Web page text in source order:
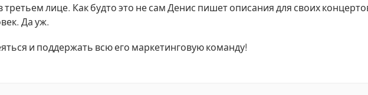
третьем лице. Как будто это не сам Денис пишет описания для своих
Да уж.
и поддержать всю его маркетинговую команду!